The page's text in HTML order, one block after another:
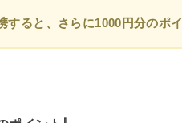
すると、さらに1000円分のポ